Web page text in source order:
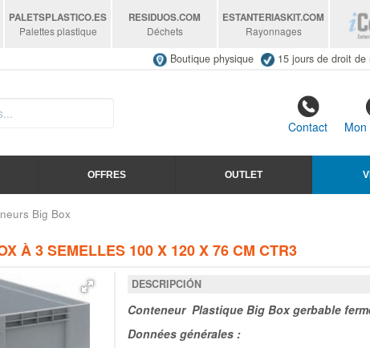
PALETSPLASTICO.ES
Palettes plastique
RESIDUOS.COM
Déchets
ESTANTERIASKIT.COM
Rayonnages
Boutique physique 15 jours de droit de
Contact
OFFRES OUTLET
Big Box
À 3 SEMELLES 100 X 120 X 76 CM CTR3
DESCRIPCIÓN
Conteneur Plastique Big Box gerbable
Données générales :